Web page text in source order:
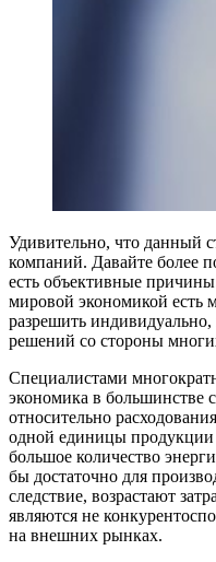
Удивительно, что данный
компаний. Давайте более
есть объективные
мировой экономикой есть
разрешить
решений со стороны
Специалистами
экономика в большинстве
относительно
одной единицы продукции
большое количество
бы достаточно для
следствие, возрастают
являются не
на внешних рынках.